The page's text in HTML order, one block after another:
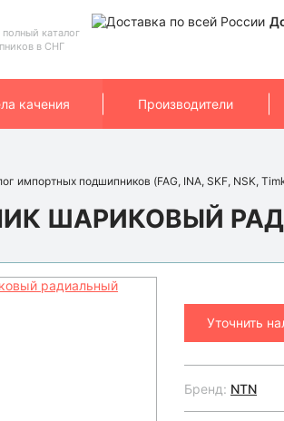
каталог
в СНГ
качения Производители
импортных подшипников (FAG, INA, SKF, NSK,
ШАРИКОВЫЙ
Уточнить
Бренд: NTN